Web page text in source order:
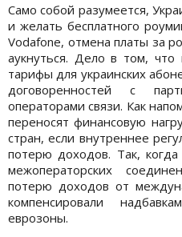
Само собой разумеется,
и желать бесплатного
Vodafone, отмена платы за
аукнуться. Дело в том,
тарифы для украинских
договоренностей с
операторами связи. Как
переносят финансовую
стран, если внутреннее
потерю доходов. Так,
межоператорских
потерю доходов от
компенсировали
еврозоны.